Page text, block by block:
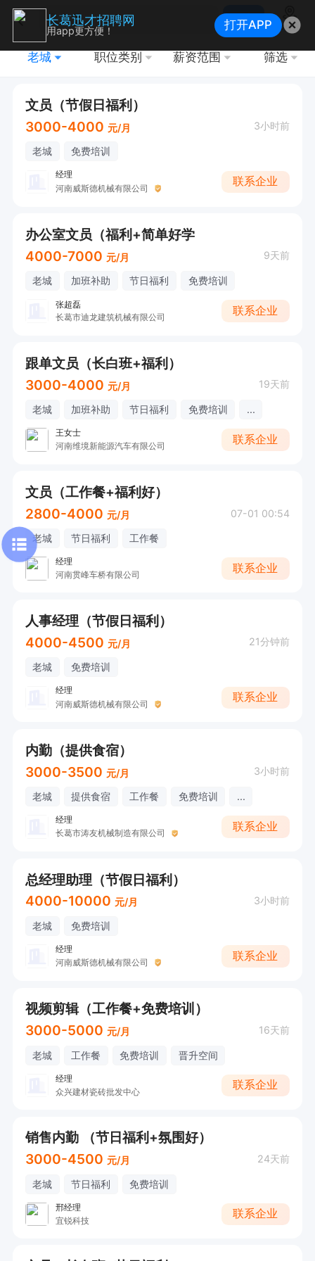
搜索
地图
老城 职位类别 薪资范围 筛选
文员（节假日福利）
3000-4000 元/月 3小时前
老城 免费培训
经理
河南威斯德机械有限公司
联系企业
办公室文员（福利+简单好学
4000-7000 元/月 9天前
老城 加班补助 节日福利 免费培训
张超磊
长葛市迪龙建筑机械有限公司
联系企业
跟单文员（长白班+福利）
3000-4000 元/月 19天前
老城 加班补助 节日福利 免费培训 ...
王女士
河南维境新能源汽车有限公司
联系企业
文员（工作餐+福利好）
2800-4000 元/月 07-01 00:54
老城 节日福利 工作餐
经理
河南贯峰车桥有限公司
联系企业
人事经理（节假日福利）
4000-4500 元/月 21分钟前
老城 免费培训
经理
河南威斯德机械有限公司
联系企业
内勤（提供食宿）
3000-3500 元/月 3小时前
老城 提供食宿 工作餐 免费培训 ...
经理
长葛市涛友机械制造有限公司
联系企业
总经理助理（节假日福利）
4000-10000 元/月 3小时前
老城 免费培训
经理
河南威斯德机械有限公司
联系企业
视频剪辑（工作餐+免费培训）
3000-5000 元/月 16天前
老城 工作餐 免费培训 晋升空间
经理
众兴建材瓷砖批发中心
联系企业
销售内勤 （节日福利+氛围好）
3000-4500 元/月 24天前
老城 节日福利 免费培训
邢经理
宜锐科技
联系企业
长葛迅才招聘网
用app更方便！ 打开APP